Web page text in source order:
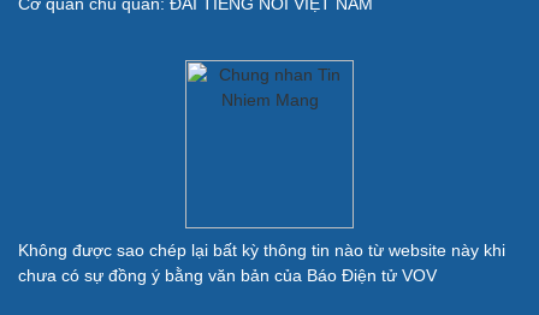
Du lịch
Quân sự - Quốc phòng
Không được sao chép lại bất kỳ thông tin nào từ website này khi
chưa có sự đồng ý bằng văn bản của Báo Điện tử VOV